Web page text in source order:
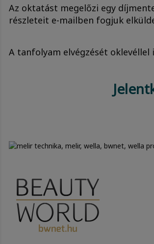
Az oktatást megelőzi egy
részleteit e-mailben fogjuk
A tanfolyam elvégzését oklevéllel